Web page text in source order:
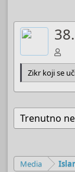
Zikr koji se
Trenutno
Media